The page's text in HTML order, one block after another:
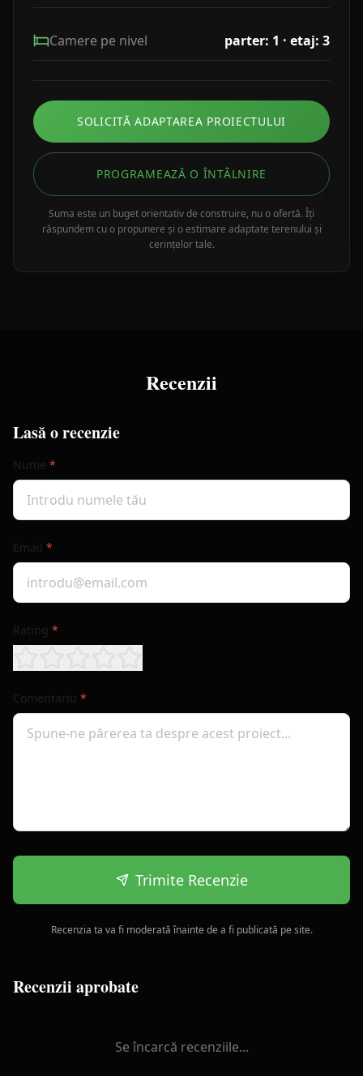
Camere pe nivel parter: 1 · etaj: 3
SOLICITĂ ADAPTAREA PROIECTULUI
PROGRAMEAZĂ O ÎNTÂLNIRE
Suma este un buget orientativ de construire, nu o ofertă. Îți
răspundem cu o propunere și o estimare adaptate terenului și
cerințelor tale.
Recenzii
Lasă o recenzie
Nume *
Email *
Rating *
Comentariu *
Trimite Recenzie
Recenzia ta va fi moderată înainte de a fi publicată pe site.
Recenzii aprobate
Se încarcă recenziile...